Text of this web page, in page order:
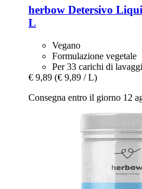
herbow Detersivo
L
Vegano
Formulazione vegetale
Per 33 carichi di
€ 9,89 (€ 9,89 / L)
Consegna entro il giorno 12